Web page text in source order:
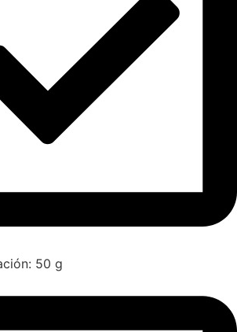
50 g